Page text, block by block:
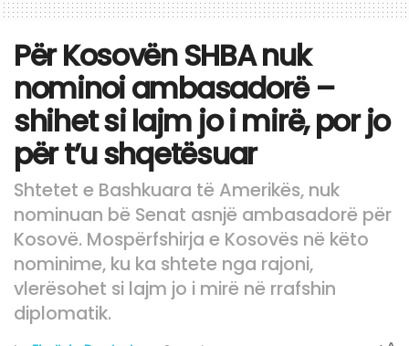
Për Kosovën SHBA nuk
nominoi ambasadorë –
shihet si lajm jo i mirë, por jo
për t’u shqetësuar
Shtetet e Bashkuara të Amerikës, nuk
nominuan bë Senat asnjë ambasadorë për
Kosovë. Mospërfshirja e Kosovës në këto
nominime, ku ka shtete nga rajoni,
vlerësohet si lajm jo i mirë në rrafshin
diplomatik.